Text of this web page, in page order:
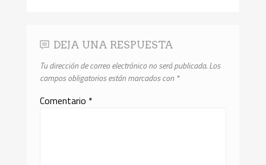
DEJA UNA RESPUESTA
Tu dirección de correo electrónico no será publicada.Los
campos obligatorios están marcados con *
Comentario *